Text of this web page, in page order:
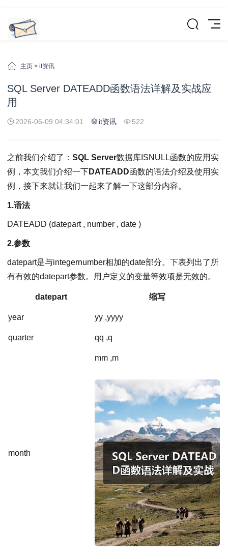
主页 > it资讯
SQL Server DATEADD函数语法详解及实战应
用
2026-06-09 04:34:01 it资讯 522
之前我们介绍了： SQL Server数据库ISNULL函数的应用实
例，本文我们介绍一下DATEADD函数的语法介绍及使用实
例，接下来就让我们一起来了解一下这部分内容。
1.语法
DATEADD (datepart , number , date )
2.参数
datepart是与integernumber相加的date部分。下表列出了所
有有效的datepart参数。用户定义的变量等效项是无效的。
datepart 缩写
year yy ,yyyy
quarter qq ,q
month
mm ,m